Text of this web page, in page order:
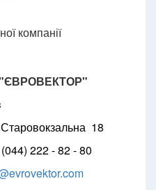
компанії
"ЄВРОВЕКТОР"
18
222 - 82 - 80